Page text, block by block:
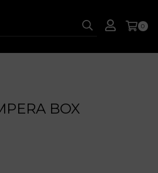
0
BOX